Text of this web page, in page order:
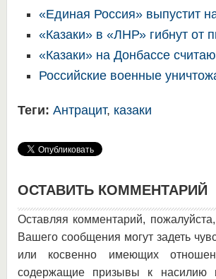
«Единая Россия» выпустит
«Казаки» в «ЛНР» гибнут
«Казаки» на Донбассе
Российские военные
Теги: Антрацит, казаки
ОСТАВИТЬ КОММЕНТАРИЙ
Оставляя комментарий,
Вашего сообщения могут задеть
или косвенно имеющих
содержащие призывы к насилию